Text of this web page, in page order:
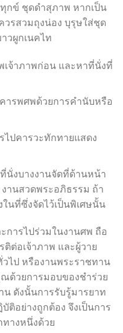
กข์ ชุดดำสุภาพ หากเป็น
วรสวมถุงน่อง บุรุษใส่ชุด
วผูกเนคไท
เจ้าภาพก่อน และหาที่นั่งที่
ารพศพด้วยการคำนับหรือ
ไปคารวะทักทายแสดง
นั่งบางงานจัดที่ด้านหน้า
านสวดพระอภิธรรม ถ้า
นที่ซึ่งจัดไว้เป็นพิเศษนั้น
ารไปร่วมในงานศพ ถือ
ติต่อเจ้าภาพ และผู้วาย
ไป หรืองานพระราชทาน
ด้วยการมอบของชำร่วย
ดังนั้นการรับรู้มารยาท
ติอย่างถูกต้อง จึงเป็นการ
ทางหนึ่งด้วย